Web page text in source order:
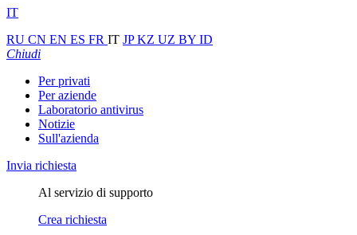
IT
RU CN EN ES FR IT JPKZ UZ BY ID
Chiudi
Per privati
Per aziende
Laboratorio antivirus
Notizie
Sull'azienda
Invia richiesta
Al servizio di supporto
Crea richiesta